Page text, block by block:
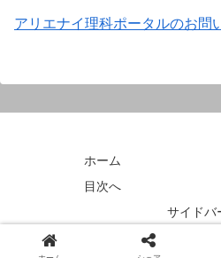
アリエナイ理科ポータルのお問
ホーム
目次へ
サイドバ
© 2018 アリエナイ